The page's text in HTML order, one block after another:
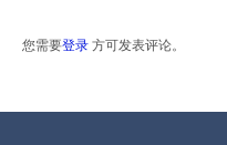
您需要登录 方可发表评论。